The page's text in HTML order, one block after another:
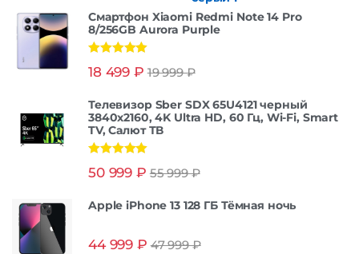
Смартфон Xiaomi Redmi Note 14 Pro
8/256GB Aurora Purple
из 5
18 499 ₽ 19 999₽
Телевизор Sber SDX 65U4121 черный
3840x2160, 4K Ultra HD, 60 Гц, Wi-Fi, Smart
TV, Салют ТВ
из 5
50 999 ₽ 55 999₽
Apple iPhone 13 128 ГБ Тёмная ночь
44 999 ₽ 47 999₽